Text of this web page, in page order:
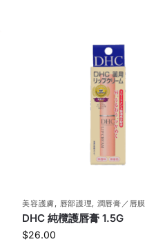
美容護膚, 唇部護理, 潤唇膏／唇膜
DHC 純欖護唇膏 1.5G
$26.00